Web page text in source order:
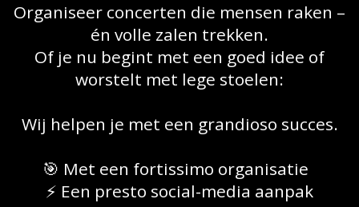
Organiseer concerten die mensen raken –
én volle zalen trekken.
Of je nu begint met een goed idee of
worstelt met lege stoelen:
Wij helpen je met een grandioso succes.
🎯 Met een fortissimo organisatie
⚡ Een presto social-media aanpak